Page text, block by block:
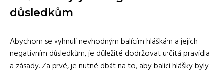
důsledkům
Abychom se vyhnuli nevhodným balícím hláškám a jejich
negativním důsledkům, je důležité dodržovat určitá pravidla
a zásady. Za prvé, je nutné dbát na to, aby balící hlášky byly